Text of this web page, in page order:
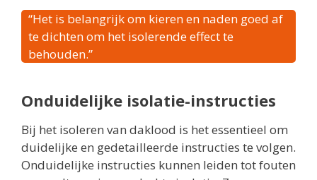
“Het is belangrijk om kieren en naden goed af
te dichten om het isolerende effect te
behouden.”
Onduidelijke isolatie-instructies
Bij het isoleren van daklood is het essentieel om
duidelijke en gedetailleerde instructies te volgen.
Onduidelijke instructies kunnen leiden tot fouten